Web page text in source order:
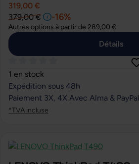
319,00 €
379,00 €
-16%
Autres options à partir de 289,00 €
Détails
Note moyenne de 0 sur 5 étoiles
1 en stock
Expédition sous 48h
Paiement 3X, 4X Avec Alma & PayPal
*TVA incluse